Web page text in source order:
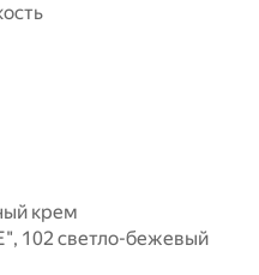
крем
102 светло-бежевый